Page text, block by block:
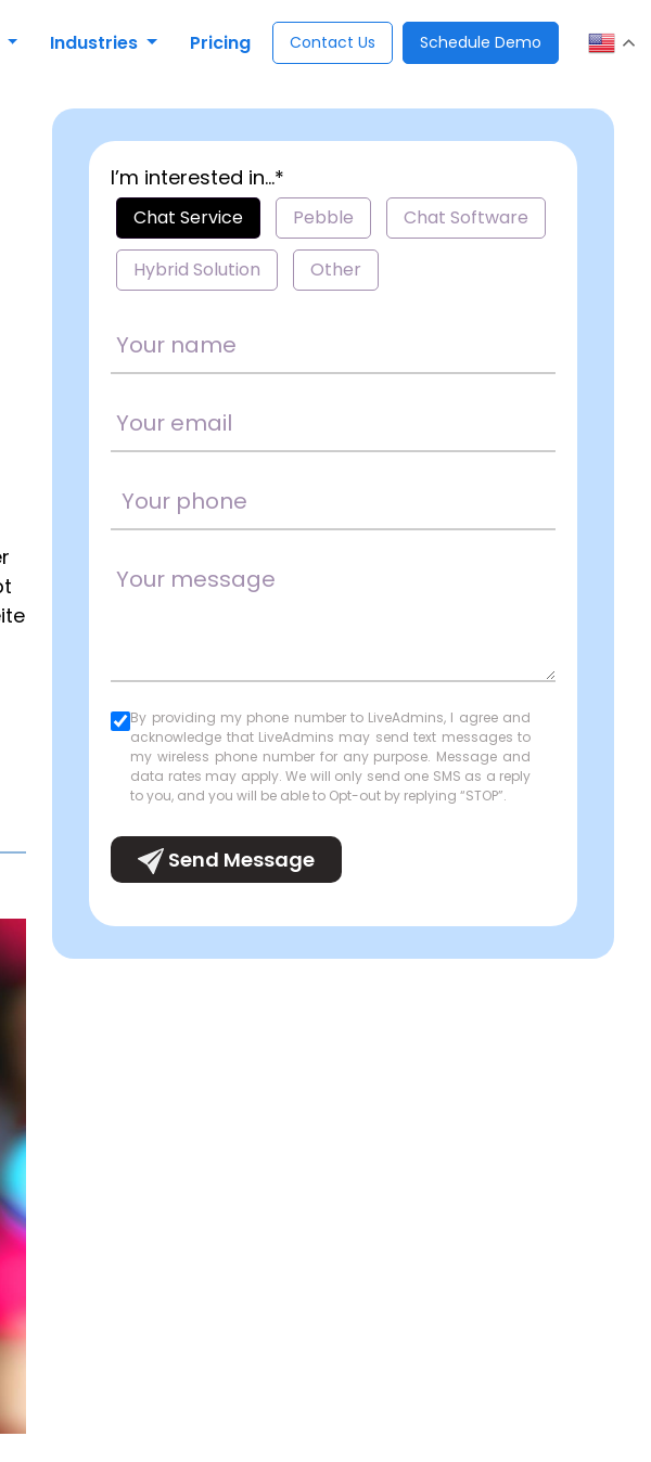
Industries Pricing Contact Us Schedule Demo
I’m interested in...*
Chat Service Pebble Chat Software
Hybrid Solution Other
By providing my phone number to LiveAdmins, I agree and
acknowledge that LiveAdmins may send text messages to
my wireless phone number for any purpose. Message and
data rates may apply. We will only send one SMS as a reply
to you, and you will be able to Opt-out by replying “STOP”.
Send Message